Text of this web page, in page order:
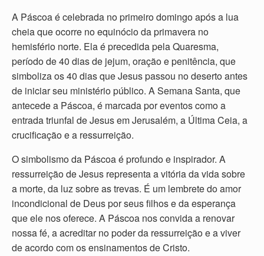
A Páscoa é celebrada no primeiro domingo após a lua
cheia que ocorre no equinócio da primavera no
hemisfério norte. Ela é precedida pela Quaresma,
período de 40 dias de jejum, oração e penitência, que
simboliza os 40 dias que Jesus passou no deserto antes
de iniciar seu ministério público. A Semana Santa, que
antecede a Páscoa, é marcada por eventos como a
entrada triunfal de Jesus em Jerusalém, a Última Ceia, a
crucificação e a ressurreição.
O simbolismo da Páscoa é profundo e inspirador. A
ressurreição de Jesus representa a vitória da vida sobre
a morte, da luz sobre as trevas. É um lembrete do amor
incondicional de Deus por seus filhos e da esperança
que ele nos oferece. A Páscoa nos convida a renovar
nossa fé, a acreditar no poder da ressurreição e a viver
de acordo com os ensinamentos de Cristo.